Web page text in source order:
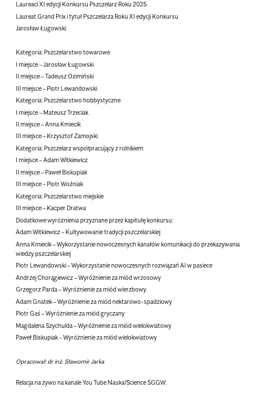
Laureaci XI edycji Konkursu Pszczelarz Roku 2025
Laureat Grand Prixi tytuł Pszczelarza Roku XI edycji Konkursu
Jarosław Ługowski
Kategoria: Pszczelarstwo towarowe
I miejsce – Jarosław Ługowski
II miejsce – Tadeusz Ozimiński
III miejsce – Piotr Lewandowski
Kategoria: Pszczelarstwo hobbystyczne
I miejsce – Mateusz Trzeciak
II miejsce – Anna Kmiecik
III miejsce – Krzysztof Zamojski
Kategoria: Pszczelarz współpracujący z rolnikiem
I miejsce – Adam Witkiewicz
II miejsce – Paweł Biskupiak
III miejsce – Piotr Woźniak
Kategoria: Pszczelarstwo miejskie
III miejsce – Kacper Dratwa
Dodatkowe wyróżnieniaprzyznane przez kapitułę konkursu:
Adam Witkiewicz – Kultywowanie tradycji pszczelarskiej
Anna Kmiecik – Wykorzystanie nowoczesnych kanałów komunikacji do przekazywania
wiedzy pszczelarskiej
Piotr Lewandowski – Wykorzystanie nowoczesnych rozwiązań AI w pasiece
Andrzej Chorągiewicz – Wyróżnienie za miód wrzosowy
Grzegorz Parda – Wyróżnienie za miód wierzbowy
Adam Gnatek – Wyróżnienie za miód nektarowo-spadziowy
Piotr Gaś – Wyróżnienie za miód gryczany
Magdalena Szychulda – Wyróżnienie za miód wielokwiatowy
Paweł Biskupiak – Wyróżnienie za miód wielokwiatowy
Opracował:dr inż. Sławomir Jarka
Relacja na żywo na kanale You Tube Nauka/Science SGGW: